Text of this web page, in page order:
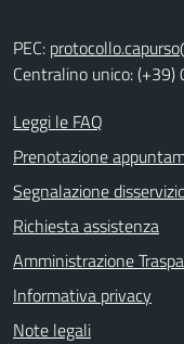
PEC:
Centralino unico:
Leggi le FAQ
Prenotazione
Segnalazione
Richiesta assistenza
Amministrazione
Informativa privacy
Note legali